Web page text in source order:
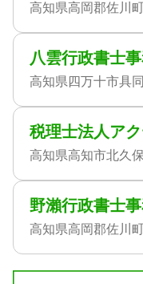
高知県高岡郡佐川
八雲行政書士
高知県四万十市具
税理士法人ア
高知県高知市北久
野瀨行政書士
高知県高岡郡佐川